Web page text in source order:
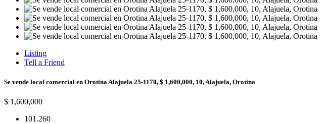
Listing
Tell a Friend
Se vende local comercial en Orotina Alajuela 25-1170, $ 1,600,000, 10, Alajuela, Orotina
$ 1,600,000
101.260